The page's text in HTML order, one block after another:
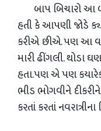
બાપ બિચારો આ
હતી કે આપણી જોડે
કરીએ છીએ. પણ આ
મારી ઢીંગલી. થોડા
હતા.પણ એ પણ
ભીડ ભોગવીને
કરતાં કરતાં